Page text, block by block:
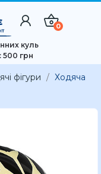
0
куль
500 грн
фігури
Ходяча